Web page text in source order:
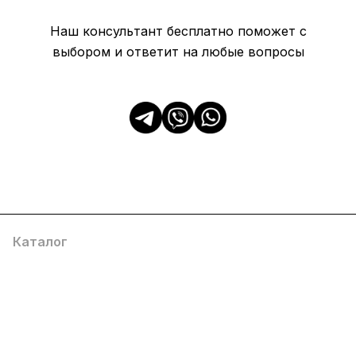
Наш консультант бесплатно поможет с
выбором и ответит на любые вопросы
Каталог